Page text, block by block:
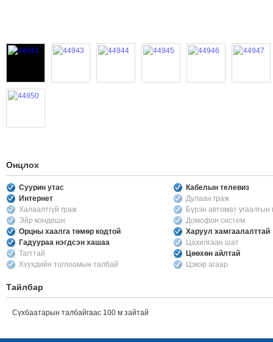
Онцлох
Суурин утас
Кабелын телевиз
Интернет
Дулаан граж
Халаалтгүй граж
Бүрэн автомат
Эйр кондешн
Домофон систем
Орцны хаалга төмөр кодтой
Харуул хамгаалалттай
Гадуураа нэгдсэн хашаа
Цахилгаан шат
Тагттай
Цөөхөн айлтай
Хүүхдийн тоглоомын талбай
Цэвэр агаар
Тайлбар
Сүхбаатарын талбайгаас 100 м зайтай